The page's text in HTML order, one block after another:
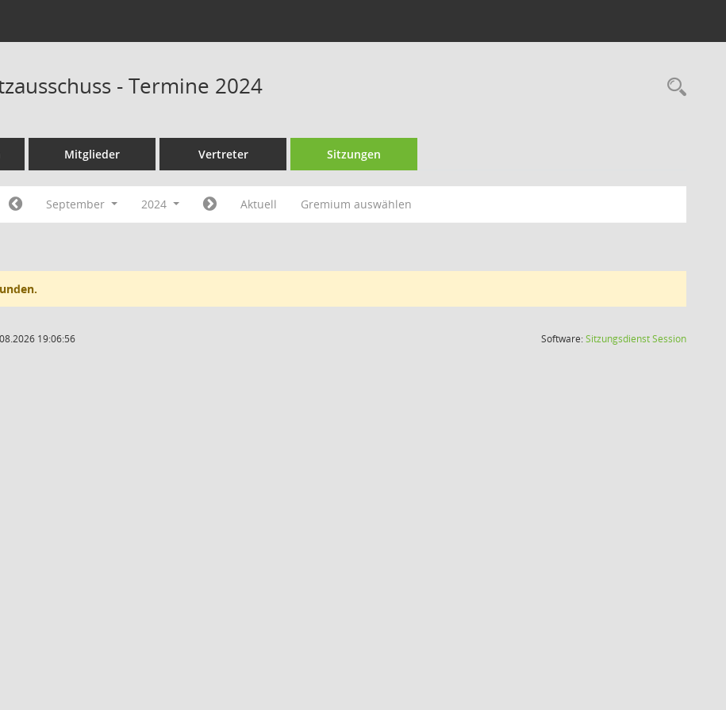
- Termine 2024
Mitglieder Vertreter Sitzungen
September 2024 Aktuell Gremium auswählen
19:06:56 Software:SitzungsdienstSession(Wird in